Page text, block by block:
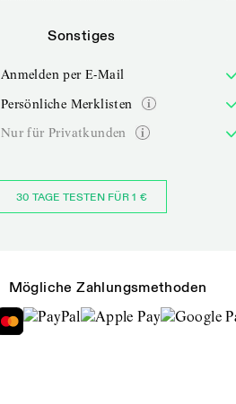
Sonstiges
Anmelden per E-Mail
Persönliche Merklisten
Nur für Privatkunden
30 TAGE TESTEN FÜR 1 €
Mögliche Zahlungsmethoden